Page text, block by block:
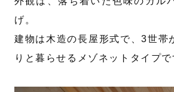
げ。
建物は木造の長屋形式で、3世帯
りと暮らせるメゾネットタイプで